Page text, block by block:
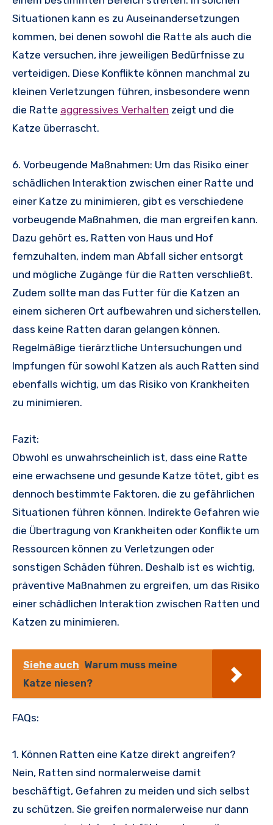
Situationen kann es zu Auseinandersetzungen
kommen, bei denen sowohl die Ratte als auch die
Katze versuchen, ihre jeweiligen Bedürfnisse zu
verteidigen. Diese Konflikte können manchmal zu
kleinen Verletzungen führen, insbesondere wenn
die Ratte aggressives Verhalten zeigt und die
Katze überrascht.
6. Vorbeugende Maßnahmen: Um das Risiko einer
schädlichen Interaktion zwischen einer Ratte und
einer Katze zu minimieren, gibt es verschiedene
vorbeugende Maßnahmen, die man ergreifen kann.
Dazu gehört es, Ratten von Haus und Hof
fernzuhalten, indem man Abfall sicher entsorgt
und mögliche Zugänge für die Ratten verschließt.
Zudem sollte man das Futter für die Katzen an
einem sicheren Ort aufbewahren und sicherstellen,
dass keine Ratten daran gelangen können.
Regelmäßige tierärztliche Untersuchungen und
Impfungen für sowohl Katzen als auch Ratten sind
ebenfalls wichtig, um das Risiko von Krankheiten
zu minimieren.
Fazit:
Obwohl es unwahrscheinlich ist, dass eine Ratte
eine erwachsene und gesunde Katze tötet, gibt es
dennoch bestimmte Faktoren, die zu gefährlichen
Situationen führen können. Indirekte Gefahren wie
die Übertragung von Krankheiten oder Konflikte um
Ressourcen können zu Verletzungen oder
sonstigen Schäden führen. Deshalb ist es wichtig,
präventive Maßnahmen zu ergreifen, um das Risiko
einer schädlichen Interaktion zwischen Ratten und
Katzen zu minimieren.
Siehe auch Warum muss meine
Katze niesen?
FAQs:
1. Können Ratten eine Katze direkt angreifen?
Nein, Ratten sind normalerweise damit
beschäftigt, Gefahren zu meiden und sich selbst
zu schützen. Sie greifen normalerweise nur dann